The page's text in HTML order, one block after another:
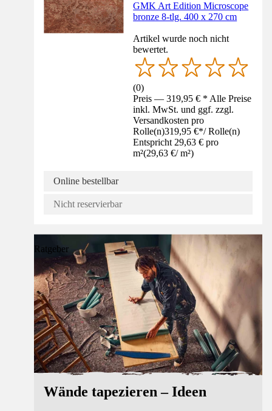
GMK Art Edition Microscope
bronze 8-tlg. 400 x 270 cm
Artikel wurde noch nicht
bewertet.
(0)
Preis — 319,95 € * Alle Preise
inkl. MwSt. und ggf. zzgl.
Versandkosten pro
Rolle(n)319,95 €*/ Rolle(n)
Entspricht 29,63 € pro
m²(29,63 €/ m²)
Online bestellbar
Nicht reservierbar
Ratgeber
Wände tapezieren – Ideen